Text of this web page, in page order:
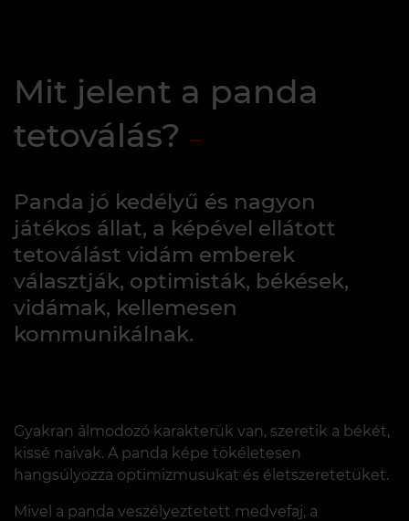
Mit jelent a panda
tetoválás?
Panda jó kedélyű és nagyon
játékos állat, a képével ellátott
tetoválást vidám emberek
választják, optimisták, békések,
vidámak, kellemesen
kommunikálnak.
Gyakran álmodozó karakterük van, szeretik a békét,
kissé naivak. A panda képe tökéletesen
hangsúlyozza optimizmusukat és életszeretetüket.
Mivel a panda veszélyeztetett medvefaj, a